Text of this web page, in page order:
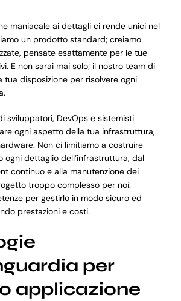
maniacale ai dettagli ci rende unici nel
un prodotto standard; creiamo
pensate esattamente per le tue
E non sarai mai solo; il nostro team di
tua disposizione per risolvere ogni
sviluppatori, DevOps e sistemisti
ogni aspetto della tua infrastruttura,
Non ci limitiamo a costruire
ogni dettaglio dell’infrastruttura, dal
continuo e alla manutenzione dei
troppo complesso per noi:
per gestirlo in modo sicuro ed
prestazioni e costi.
per
applicazione